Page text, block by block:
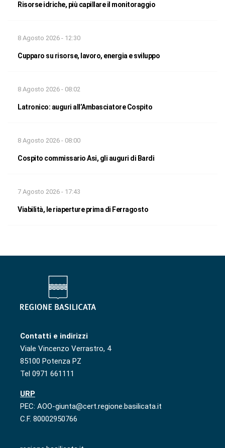
Risorse idriche, più capillare il monitoraggio
8 Agosto 2026 - 12:30
Cupparo su risorse, lavoro, energia e sviluppo
8 Agosto 2026 - 08:02
Latronico: auguri all’Ambasciatore Cospito
8 Agosto 2026 - 08:00
Cospito commissario Asi, gli auguri di Bardi
7 Agosto 2026 - 17:43
Viabilità, le riaperture prima di Ferragosto
Contatti e indirizzi
Viale Vincenzo Verrastro, 4
85100 Potenza PZ
Tel 0971 661111
URP
PEC: AOO-giunta@cert.regione.basilicata.it
C.F. 80002950766